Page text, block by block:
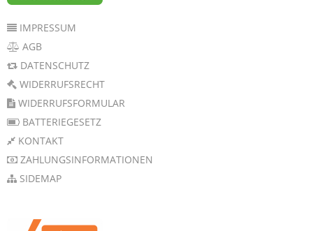
IMPRESSUM
AGB
DATENSCHUTZ
WIDERRUFSRECHT
WIDERRUFSFORMULAR
BATTERIEGESETZ
KONTAKT
ZAHLUNGSINFORMATIONEN
SIDEMAP